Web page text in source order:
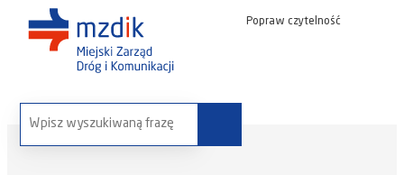
Popraw czytelność
wyszukaj na stronie: